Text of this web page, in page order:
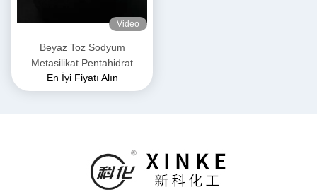
Video
Beyaz Toz Sodyum
Metasilikat Pentahidrat
Yanmaz ve Kuru Yerde
Depolama için Uygun
En İyi Fiyatı Alın